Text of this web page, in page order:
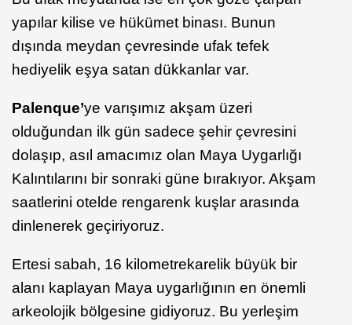
yapılar kilise ve hükümet binası. Bunun
dışında meydan çevresinde ufak tefek
hediyelik eşya satan dükkanlar var.
Palenque’ye varışımız akşam üzeri
olduğundan ilk gün sadece şehir çevresini
dolaşıp, asıl amacımız olan Maya Uygarlığı
Kalıntılarını bir sonraki güne bırakıyor. Akşam
saatlerini otelde rengarenk kuşlar arasında
dinlenerek geçiriyoruz.
Ertesi sabah, 16 kilometrekarelik büyük bir
alanı kaplayan Maya uygarlığının en önemli
arkeolojik bölgesine gidiyoruz. Bu yerleşim